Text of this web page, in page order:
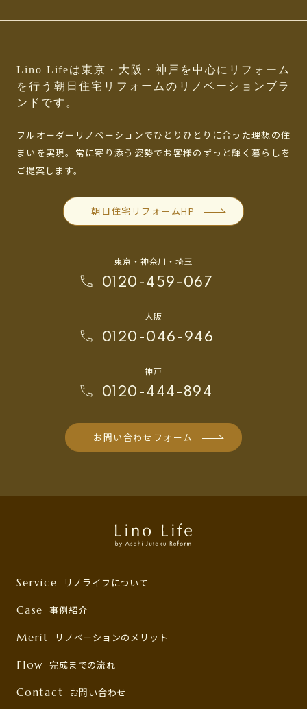
Lino Lifeは東京・大阪・神戸を中心にリフォーム
を行う 朝日住宅リフォームのリノベーションブラ
ンドです。
フルオーダーリノベーションでひとりひとりに合った理想の住
まいを実現。 常に寄り添う姿勢でお客様のずっと輝く暮らしを
ご提案します。
朝日住宅リフォームHP
東京・神奈川・埼玉
0120-459-067
大阪
0120-046-946
神戸
0120-444-894
お問い合わせフォーム
Service リノライフについて
Case 事例紹介
Merit リノベーションのメリット
Flow 完成までの流れ
Contact お問い合わせ